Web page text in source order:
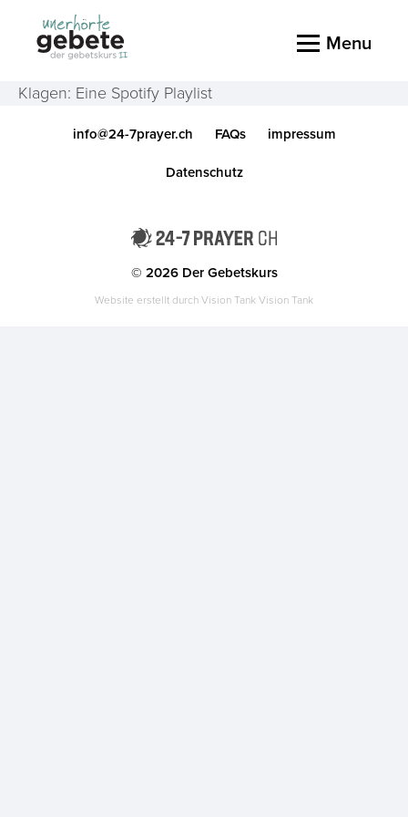
Menu
Klagen: Eine Spotify Playlist
© 2026 Der Gebetskurs
info@24-7prayer.ch FAQs impressum
Datenschutz
Website erstellt durch Vision Tank Vision Tank